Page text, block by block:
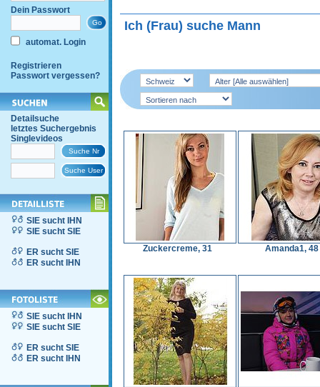
Dein Passwort
automat. Login
Registrieren
Passwort vergessen?
Detailsuche
letztes Suchergebnis
Singlevideos
SIE sucht IHN
SIE sucht SIE
ER sucht SIE
ER sucht IHN
SIE sucht IHN
SIE sucht SIE
ER sucht SIE
ER sucht IHN
Ich (Frau) suche Mann
Zuckercreme, 31 Amanda1, 48